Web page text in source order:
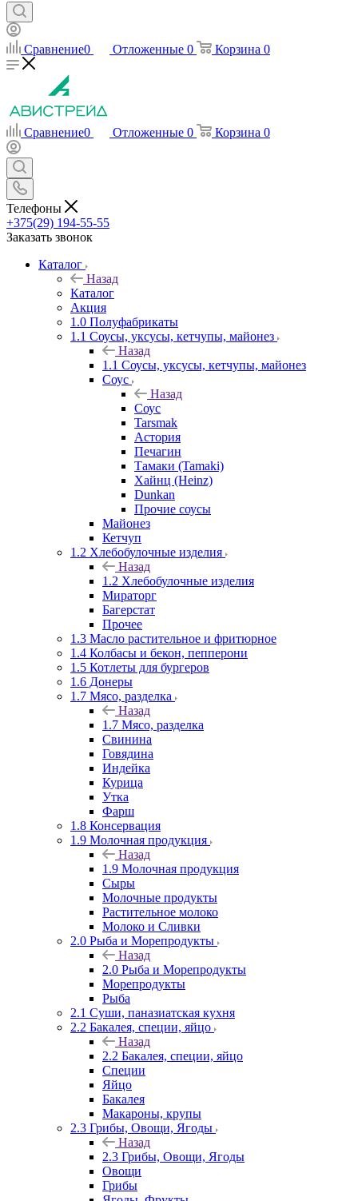
Сравнение0 Отложенные 0 Корзина 0
Сравнение0 Отложенные 0 Корзина 0
Телефоны
+375(29) 194-55-55
Заказать звонок
Каталог
Назад
Каталог
Акция
1.0 Полуфабрикаты
1.1 Соусы, уксусы, кетчупы, майонез
Назад
1.1 Соусы, уксусы, кетчупы, майонез
Соус
Назад
Соус
Tarsmak
Астория
Печагин
Тамаки (Tamaki)
Хайнц (Heinz)
Dunkan
Прочие соусы
Майонез
Кетчуп
1.2 Хлебобулочные изделия
Назад
1.2 Хлебобулочные изделия
Мираторг
Багерстат
Прочее
1.3 Масло растительное и фритюрное
1.4 Колбасы и бекон, пепперони
1.5 Котлеты для бургеров
1.6 Донеры
1.7 Мясо, разделка
Назад
1.7 Мясо, разделка
Свинина
Говядина
Индейка
Курица
Утка
Фарш
1.8 Консервация
1.9 Молочная продукция
Назад
1.9 Молочная продукция
Сыры
Молочные продукты
Растительное молоко
Молоко и Сливки
2.0 Рыба и Морепродукты
Назад
2.0 Рыба и Морепродукты
Морепродукты
Рыба
2.1 Суши, паназиатская кухня
2.2 Бакалея, специи, яйцо
Назад
2.2 Бакалея, специи, яйцо
Специи
Яйцо
Бакалея
Макароны, крупы
2.3 Грибы, Овощи, Ягоды
Назад
2.3 Грибы, Овощи, Ягоды
Овощи
Грибы